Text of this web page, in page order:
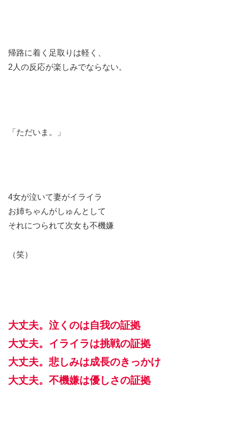
帰路に着く足取りは軽く、
2人の反応が楽しみでならない。
「ただいま。」
4女が泣いて妻がイライラ
お姉ちゃんがしゅんとして
それにつられて次女も不機嫌
（笑）
大丈夫。泣くのは自我の証拠
大丈夫。イライラは挑戦の証拠
大丈夫。悲しみは成長のきっかけ
大丈夫。不機嫌は優しさの証拠